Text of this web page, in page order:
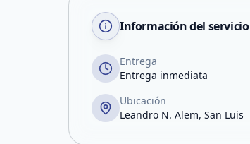
Información del servicio
Entrega
Entrega inmediata
Ubicación
Leandro N. Alem, San Luis